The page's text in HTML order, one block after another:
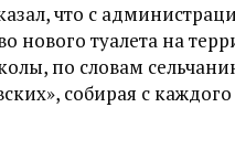
что с
нового туалета на
по словам
собирая с